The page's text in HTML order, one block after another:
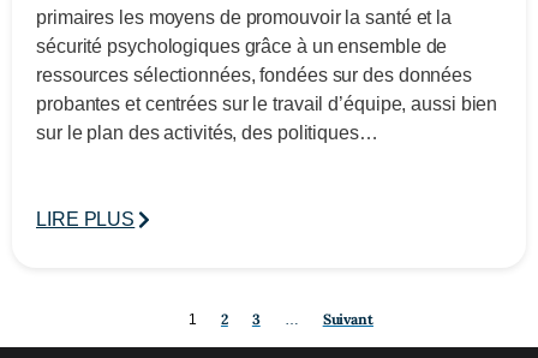
primaires les moyens de promouvoir la santé et la
sécurité psychologiques grâce à un ensemble de
ressources sélectionnées, fondées sur des données
probantes et centrées sur le travail d’équipe, aussi bien
sur le plan des activités, des politiques…
LIRE PLUS
1 2 3 … Suivant